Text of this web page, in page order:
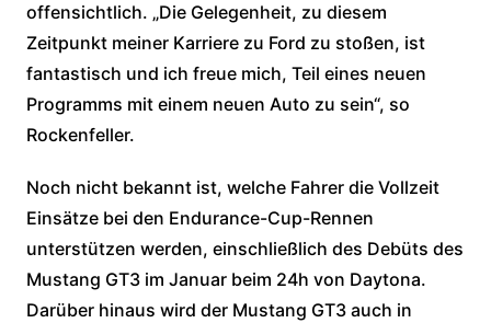
offensichtlich. „Die Gelegenheit, zu diesem
Zeitpunkt meiner Karriere zu Ford zu stoßen, ist
fantastisch und ich freue mich, Teil eines neuen
Programms mit einem neuen Auto zu sein“, so
Rockenfeller.
Noch nicht bekannt ist, welche Fahrer die Vollzeit
Einsätze bei den Endurance-Cup-Rennen
unterstützen werden, einschließlich des Debüts des
Mustang GT3 im Januar beim 24h von Daytona.
Darüber hinaus wird der Mustang GT3 auch in